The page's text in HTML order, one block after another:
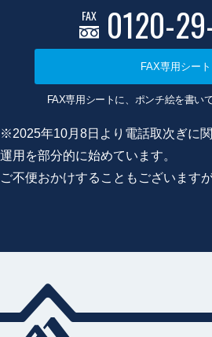
FAX 0120-
FAX専用シート
FAX専用シートに、ポンチ絵を書い
※2025年10月8日より電話取次ぎに
運用を部分的に始めています。
ご不便おかけすることもございます